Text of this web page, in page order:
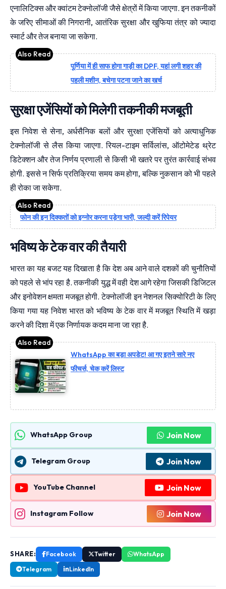
एनालिटिक्स और क्वांटम टेक्नोलॉजी जैसे क्षेत्रों में किया जाएगा. इन तकनीकों
के जरिए सीमाओं की निगरानी, आतंरिक सुरक्षा और खुफिया तंत्र को ज्यादा
स्मार्ट और तेज बनाया जा सकेगा.
पूर्णिया में ही साफ होगा गाड़ी का DPF, यहां लगी शहर की
पहली मशीन, बचेगा पटना जाने का खर्च
सुरक्षा एजेंसियों को मिलेगी तकनीकी मजबूती
इस निवेश से सेना, अर्धसैनिक बलों और सुरक्षा एजेंसियों को अत्याधुनिक
टेक्नोलॉजी से लैस किया जाएगा. रियल-टाइम सर्विलांस, ऑटोमेटेड थ्रेट
डिटेक्शन और तेज निर्णय प्रणाली से किसी भी खतरे पर तुरंत कार्रवाई संभव
होगी. इससे न सिर्फ प्रतिक्रिया समय कम होगा, बल्कि नुकसान को भी पहले
ही रोका जा सकेगा.
फोन की इन दिक्कतों को इग्नोर करना पड़ेगा भारी, जल्दी करें रिपेयर
भविष्य के टेक वार की तैयारी
भारत का यह बजट यह दिखाता है कि देश अब आने वाले दशकों की चुनौतियों
को पहले से भांप रहा है. तकनीकी युद्ध में वही देश आगे रहेगा जिसकी डिजिटल
और इनोवेशन क्षमता मजबूत होगी. टेक्नोलॉजी इन नेशनल सिक्योरिटी के लिए
किया गया यह निवेश भारत को भविष्य के टेक वार में मजबूत स्थिति में खड़ा
करने की दिशा में एक निर्णायक कदम माना जा रहा है.
WhatsApp का बड़ा अपडेट! आ गए इतने सारे नए
फीचर्स, चेक करें लिस्ट
WhatsApp Group Join Now
Telegram Group Join Now
YouTube Channel Join Now
Instagram Follow Join Now
SHARE: Facebook Twitter
WhatsApp
Telegram
LinkedIn